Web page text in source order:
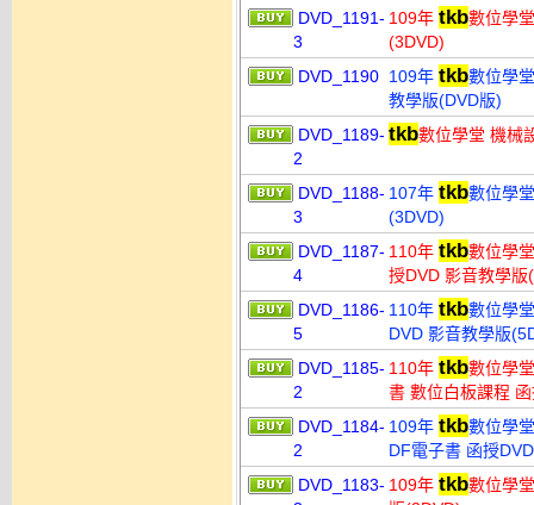
DVD_1191-
3
109年 tkb數位學
(3DVD)
DVD_1190 109年 tkb數位學
教學版(DVD版)
DVD_1189-
2
tkb數位學堂 機械
DVD_1188-
3
107年 tkb數位學
(3DVD)
DVD_1187-
4
110年 tkb數位學
授DVD 影音教學版
DVD_1186-
5
110年 tkb數位學
DVD 影音教學版
DVD_1185-
2
110年 tkb數位學
書 數位白板課程
DVD_1184-
2
109年 tkb數位學
DF電子書 函授
DVD_1183- 109年 tkb數位學